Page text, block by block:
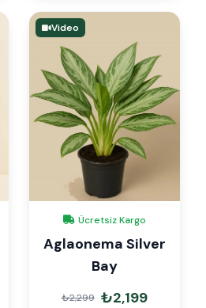
Video
Ücretsiz Kargo
Aglaonema Silver
Bay
₺2,299 ₺2,199